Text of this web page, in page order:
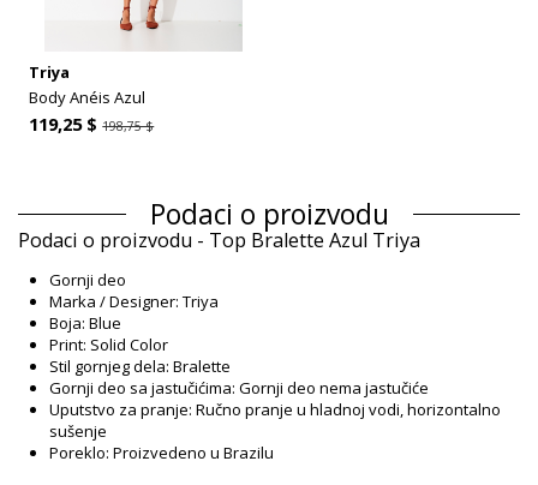
Triya
Body Anéis Azul
119,25 $198,75 $
Podaci o proizvodu
Podaci o proizvodu - Top Bralette Azul Triya
Gornji deo
Marka / Designer: Triya
Boja: Blue
Print: Solid Color
Stil gornjeg dela: Bralette
Gornji deo sa jastučićima: Gornji deo nema jastučiće
Uputstvo za pranje: Ručno pranje u hladnoj vodi, horizontalno
sušenje
Poreklo: Proizvedeno u Brazilu